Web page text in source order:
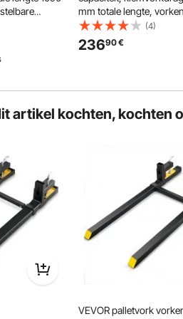
en
mm totale lengte,
verstelbare
tractoraccessoires,
compacte lader, zwart
(4)
23690€
artikel kochten, kochten
VEVOR palletvork